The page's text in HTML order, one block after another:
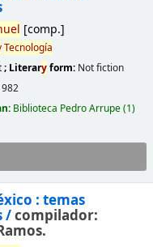
[comp.]
Tecnología
; Literaryform: Not fiction
Biblioteca Pedro Arrupe(1)
: temas
/compilador: